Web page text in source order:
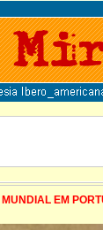
MUNDIAL EM